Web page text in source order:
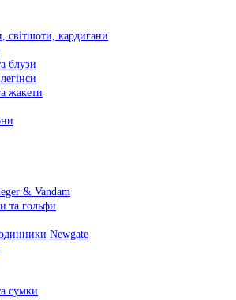
світшоти, кардигани
блузи
жакети
& Vandam
та гольфи
Newgate
сумки